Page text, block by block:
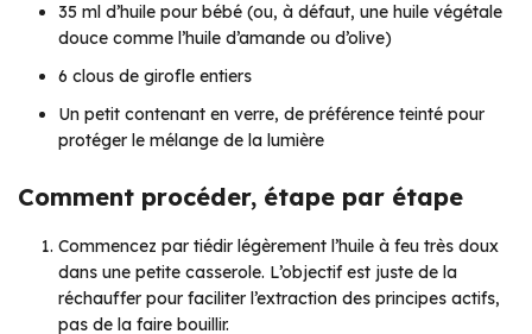
35 ml d’huile pour bébé (ou, à défaut, une huile végétale
douce comme l’huile d’amande ou d’olive)
6 clous de girofle entiers
Un petit contenant en verre, de préférence teinté pour
protéger le mélange de la lumière
Comment procéder, étape par étape
Commencez par tiédir légèrement l’huile à feu très doux
dans une petite casserole. L’objectif est juste de la
réchauffer pour faciliter l’extraction des principes actifs,
pas de la faire bouillir.